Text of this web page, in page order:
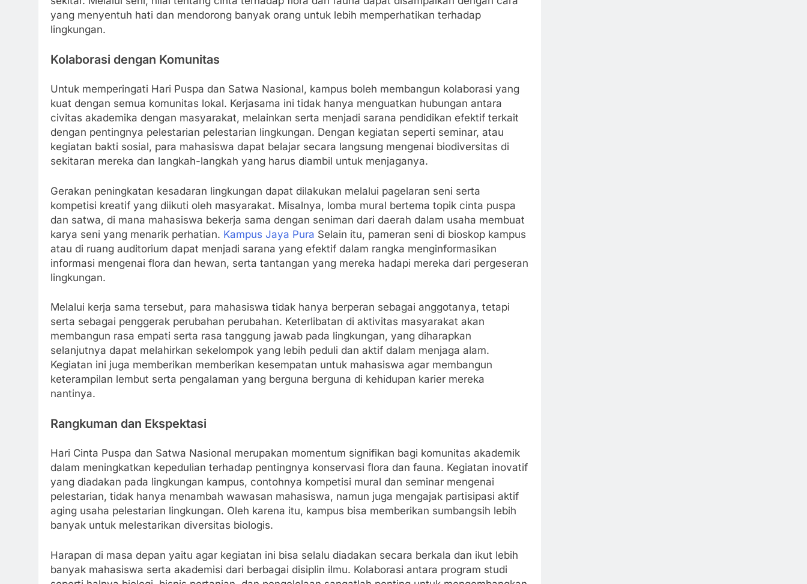
yang menyentuh hati dan mendorong banyak orang untuk lebih memperhatikan terhadap
lingkungan.
Kolaborasi dengan Komunitas
Untuk memperingati Hari Puspa dan Satwa Nasional, kampus boleh membangun kolaborasi yang
kuat dengan semua komunitas lokal. Kerjasama ini tidak hanya menguatkan hubungan antara
civitas akademika dengan masyarakat, melainkan serta menjadi sarana pendidikan efektif terkait
dengan pentingnya pelestarian pelestarian lingkungan. Dengan kegiatan seperti seminar, atau
kegiatan bakti sosial, para mahasiswa dapat belajar secara langsung mengenai biodiversitas di
sekitaran mereka dan langkah-langkah yang harus diambil untuk menjaganya.
Gerakan peningkatan kesadaran lingkungan dapat dilakukan melalui pagelaran seni serta
kompetisi kreatif yang diikuti oleh masyarakat. Misalnya, lomba mural bertema topik cinta puspa
dan satwa, di mana mahasiswa bekerja sama dengan seniman dari daerah dalam usaha membuat
karya seni yang menarik perhatian. Kampus Jaya Pura Selain itu, pameran seni di bioskop kampus
atau di ruang auditorium dapat menjadi sarana yang efektif dalam rangka menginformasikan
informasi mengenai flora dan hewan, serta tantangan yang mereka hadapi mereka dari pergeseran
lingkungan.
Melalui kerja sama tersebut, para mahasiswa tidak hanya berperan sebagai anggotanya, tetapi
serta sebagai penggerak perubahan perubahan. Keterlibatan di aktivitas masyarakat akan
membangun rasa empati serta rasa tanggung jawab pada lingkungan, yang diharapkan
selanjutnya dapat melahirkan sekelompok yang lebih peduli dan aktif dalam menjaga alam.
Kegiatan ini juga memberikan memberikan kesempatan untuk mahasiswa agar membangun
keterampilan lembut serta pengalaman yang berguna berguna di kehidupan karier mereka
nantinya.
Rangkuman dan Ekspektasi
Hari Cinta Puspa dan Satwa Nasional merupakan momentum signifikan bagi komunitas akademik
dalam meningkatkan kepedulian terhadap pentingnya konservasi flora dan fauna. Kegiatan inovatif
yang diadakan pada lingkungan kampus, contohnya kompetisi mural dan seminar mengenai
pelestarian, tidak hanya menambah wawasan mahasiswa, namun juga mengajak partisipasi aktif
aging usaha pelestarian lingkungan. Oleh karena itu, kampus bisa memberikan sumbangsih lebih
banyak untuk melestarikan diversitas biologis.
Harapan di masa depan yaitu agar kegiatan ini bisa selalu diadakan secara berkala dan ikut lebih
banyak mahasiswa serta akademisi dari berbagai disiplin ilmu. Kolaborasi antara program studi